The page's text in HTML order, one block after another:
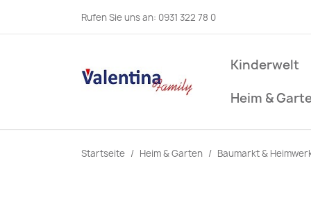
Rufen Sie uns an: 0931 322 78 0
Kinderwelt
Heim &
Startseite Heim & Garten Baumarkt &